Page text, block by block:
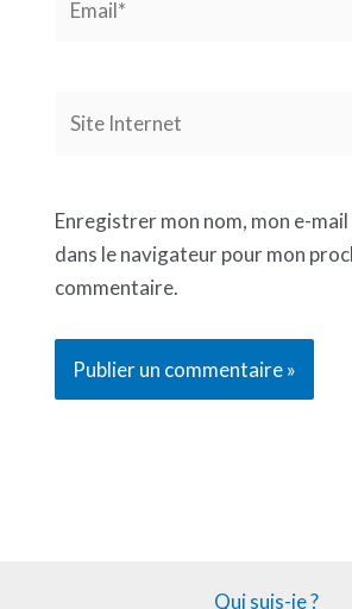
Internet
Enregistrer mon nom, mon e-
dans le navigateur pour mon
commentaire.
Qui suis-je ?